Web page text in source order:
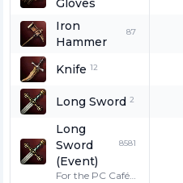
wolves, and
Gloves
Iron
Hammer
87
Knife 12
Long Sword 2
Long
Sword
(Event)
8581
For the PC Café